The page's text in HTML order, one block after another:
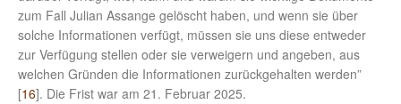
zum Fall Julian Assange gelöscht haben, und wenn sie über
solche Informationen verfügt, müssen sie uns diese entweder
zur Verfügung stellen oder sie verweigern und angeben, aus
welchen Gründen die Informationen zurückgehalten werden”
[16]. Die Frist war am 21. Februar 2025.